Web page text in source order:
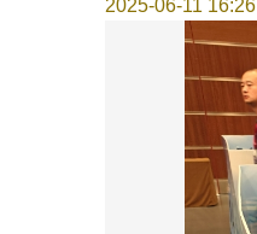
2025-06-11 16:26